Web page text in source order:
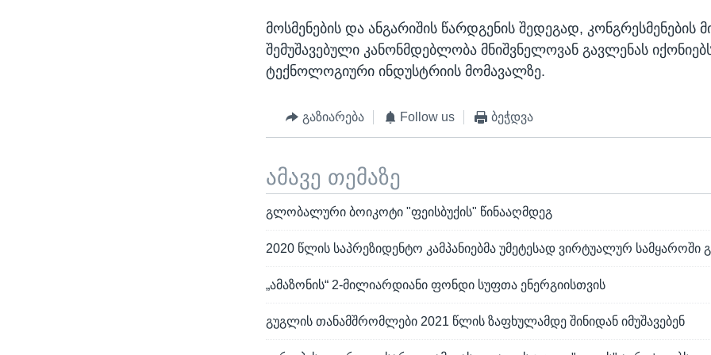
მოსმენების და ანგარიშის წარდგენის შედეგად, კონგრესმენების
შემუშავებული კანონმდებლობა მნიშვნელოვან გავლენას
ტექნოლოგიური ინდუსტრიის მომავალზე.
გაზიარება Follow us ბეჭდვა
ამავე თემაზე
გლობალური ბოიკოტი "ფეისბუქის" წინააღმდეგ
2020 წლის საპრეზიდენტო კამპანიებმა უმეტესად ვირტუალურ სამყაროში
„ამაზონის“ 2-მილიარდიანი ფონდი სუფთა ენერგიისთვის
გუგლის თანამშრომლები 2021 წლის ზაფხულამდე შინიდან იმუშავებენ